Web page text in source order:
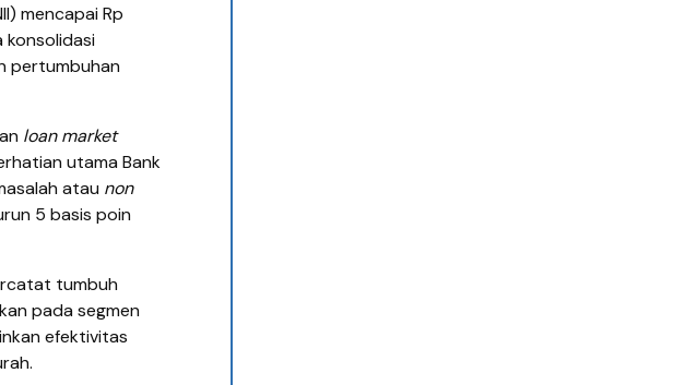
mencapai Rp
konsolidasi
pertumbuhan
loan market
utama Bank
atau non
5 basis poin
tumbuh
pada segmen
efektivitas